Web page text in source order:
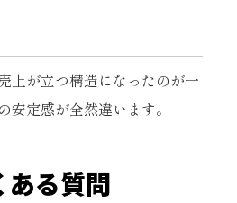
上が立つ構造になったのが一
安定感が全然違います。
ある質問